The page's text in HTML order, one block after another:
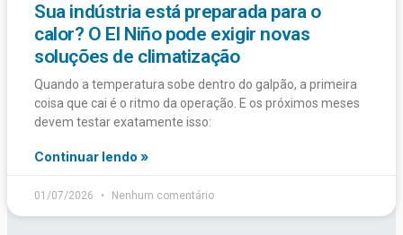
Sua indústria está preparada para o
calor? O El Niño pode exigir novas
soluções de climatização
Quando a temperatura sobe dentro do galpão, a primeira
coisa que cai é o ritmo da operação. E os próximos meses
devem testar exatamente isso:
Continuar lendo »
01/07/2026 Nenhum comentário